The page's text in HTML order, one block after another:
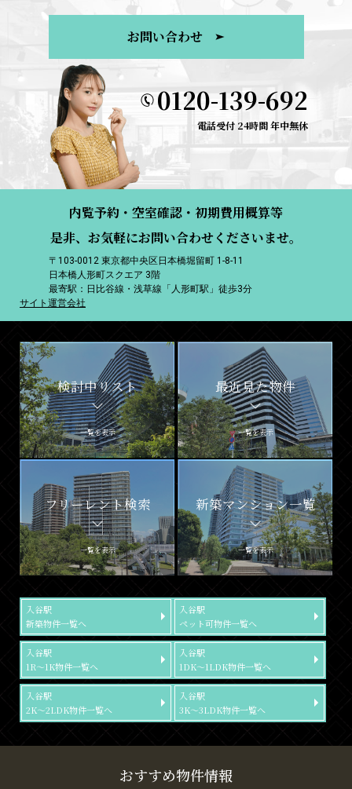
お問い合わせ
0120-139-692
電話受付 24時間 年中無休
内覧予約・空室確認・初期費用概算等
是非、お気軽にお問い合わせくださいませ。
〒103-0012 東京都中央区日本橋堀留町 1-8-11
日本橋人形町スクエア 3階
最寄駅：日比谷線・浅草線「人形町駅」徒歩3分
サイト運営会社
検討中リスト
一覧を表示
最近見た物件
一覧を表示
フリーレント検索
一覧を表示
新築マンション一覧
一覧を表示
入谷駅
新築物件一覧へ
入谷駅
ペット可物件一覧へ
入谷駅
1R～1K物件一覧へ
入谷駅
1DK～1LDK物件一覧へ
入谷駅
2K～2LDK物件一覧へ
入谷駅
3K～3LDK物件一覧へ
おすすめ物件情報